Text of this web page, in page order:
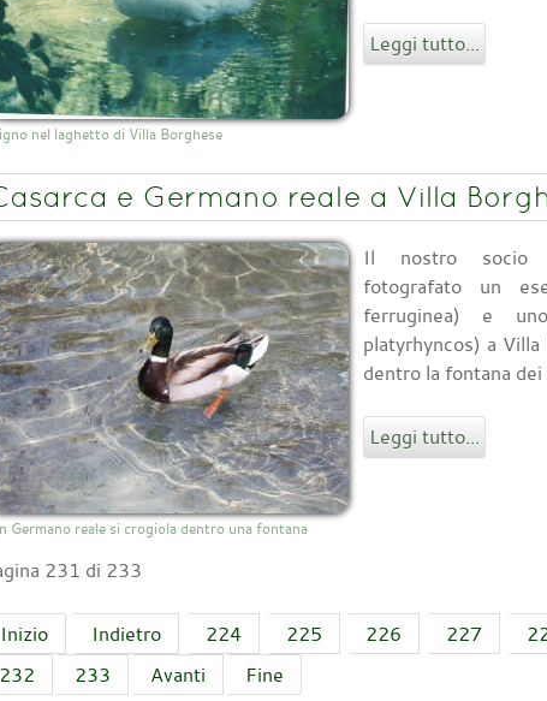
nel laghetto di Villa Borghese
Leggi tutto...
e Germano reale a Villa
Germano reale si crogiola dentro una fontana
Il nostro socio
fotografato un
ferruginea) e
platyrhyncos) a
dentro la fontana
Leggi tutto...
231 di 233
Inizio Indietro 224 225 226 227
232
233 Avanti Fine